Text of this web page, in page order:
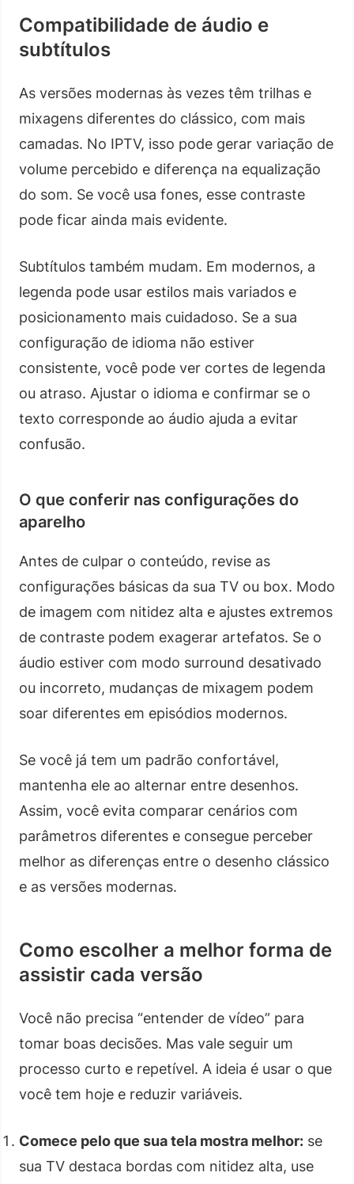
Compatibilidade de áudio e
subtítulos
As versões modernas às vezes têm trilhas e
mixagens diferentes do clássico, com mais
camadas. No IPTV, isso pode gerar variação de
volume percebido e diferença na equalização
do som. Se você usa fones, esse contraste
pode ficar ainda mais evidente.
Subtítulos também mudam. Em modernos, a
legenda pode usar estilos mais variados e
posicionamento mais cuidadoso. Se a sua
configuração de idioma não estiver
consistente, você pode ver cortes de legenda
ou atraso. Ajustar o idioma e confirmar se o
texto corresponde ao áudio ajuda a evitar
confusão.
O que conferir nas configurações do
aparelho
Antes de culpar o conteúdo, revise as
configurações básicas da sua TV ou box. Modo
de imagem com nitidez alta e ajustes extremos
de contraste podem exagerar artefatos. Se o
áudio estiver com modo surround desativado
ou incorreto, mudanças de mixagem podem
soar diferentes em episódios modernos.
Se você já tem um padrão confortável,
mantenha ele ao alternar entre desenhos.
Assim, você evita comparar cenários com
parâmetros diferentes e consegue perceber
melhor as diferenças entre o desenho clássico
e as versões modernas.
Como escolher a melhor forma de
assistir cada versão
Você não precisa “entender de vídeo” para
tomar boas decisões. Mas vale seguir um
processo curto e repetível. A ideia é usar o que
você tem hoje e reduzir variáveis.
Comece pelo que sua tela mostra melhor: se
sua TV destaca bordas com nitidez alta, use